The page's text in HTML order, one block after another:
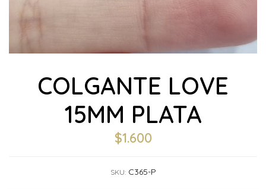
COLGANTE LOVE
15MM PLATA
$1.600
SKU: C365-P